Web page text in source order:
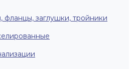
заглушки, тройники